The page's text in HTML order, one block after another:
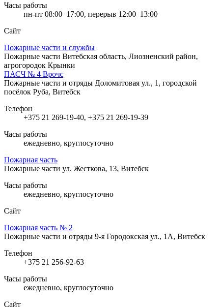
Часы работы
пн-пт 08:00–17:00, перерыв 12:00–13:00
Сайт
Пожарные части и службы
Пожарные части Витебская область, Лиозненский район,
агрогородок Крынки
ПАСЧ № 4 Врочс
Пожарные части и отряды Доломитовая ул., 1, городской
посёлок Руба, Витебск
Телефон
+375 21 269-19-40, +375 21 269-19-39
Часы работы
ежедневно, круглосуточно
Пожарная часть
Пожарные части ул. Жесткова, 13, Витебск
Часы работы
ежедневно, круглосуточно
Сайт
Пожарная часть № 2
Пожарные части и отряды 9-я Городокская ул., 1А, Витебск
Телефон
+375 21 256-92-63
Часы работы
ежедневно, круглосуточно
Сайт